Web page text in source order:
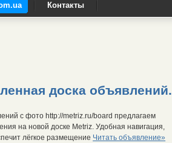
Контакты
доска объявлений.
с фото http://metriz.ru/board предлагаем
на новой доске Metriz. Удобная навигация,
лёгкое размещение Читать объявление»